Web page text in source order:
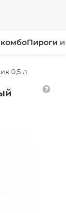
Пироги
0,5 л